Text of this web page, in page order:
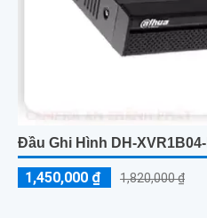
Đầu Ghi Hình DH-XVR1B04-I
1,450,000 ₫ 1,820,000 ₫